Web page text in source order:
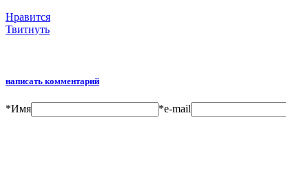
Нравится
Твитнуть
написать комментарий
*Имя *e-mail